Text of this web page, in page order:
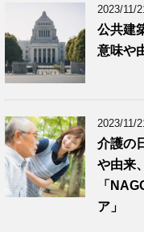
2023/11/
公共建
意味や
2023/11/
介護の
や由来
「
ア」